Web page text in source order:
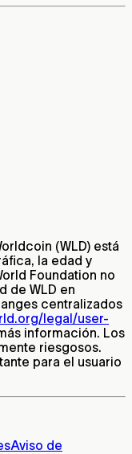
(WLD) está
la edad y
Foundation no
de WLD en
centralizados
legal/user-
información. Los
riesgosos.
para el usuario
Aviso de